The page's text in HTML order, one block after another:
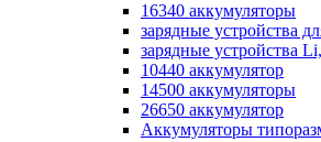
16340 аккумуляторы
зарядные устройства
зарядные устройства
10440 аккумулятор
14500 аккумуляторы
26650 аккумулятор
Аккумуляторы